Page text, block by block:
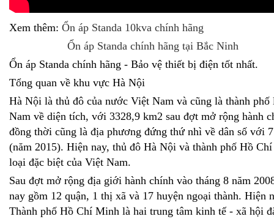
Xem thêm: Ổn áp Standa 10kva chính hãng
Ổn áp Standa chính hãng tại Bắc Ninh
Ổn áp Standa chính hãng - Bảo vệ thiết bị điện tốt nhất.
Tổng quan về khu vực Hà Nội
Hà Nội là thủ đô của nước Việt Nam và cũng là thành
Nam về diện tích, với 3328,9 km2 sau đợt mở rộng hành
đồng thời cũng là địa phương đứng thứ nhì về dân số với
(năm 2015). Hiện nay, thủ đô Hà Nội và thành phố Hồ
loại đặc biệt của Việt Nam.
Sau đợt mở rộng địa giới hành chính vào tháng 8 năm
nay gồm 12 quận, 1 thị xã và 17 huyện ngoại thành. Hiện
Thành phố Hồ Chí Minh là hai trung tâm kinh tế - xã hội